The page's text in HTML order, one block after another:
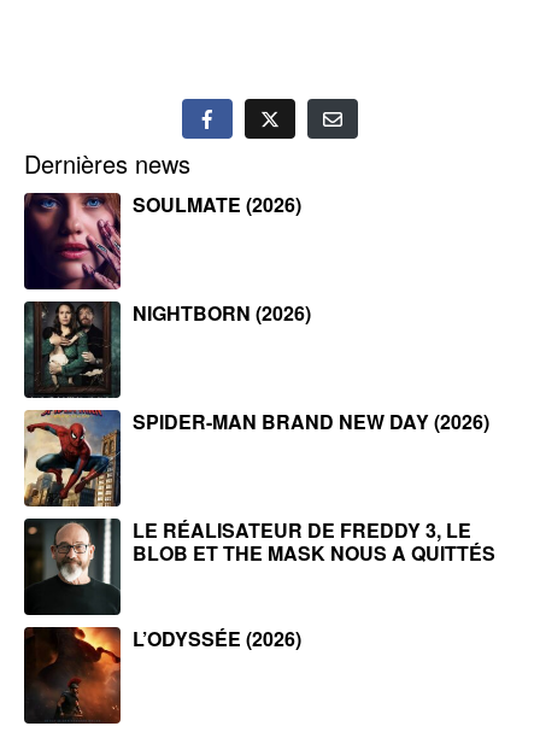
Dernières news
SOULMATE (2026)
NIGHTBORN (2026)
SPIDER-MAN BRAND NEW DAY (2026)
LE RÉALISATEUR DE FREDDY 3, LE
BLOB ET THE MASK NOUS A QUITTÉS
L’ODYSSÉE (2026)